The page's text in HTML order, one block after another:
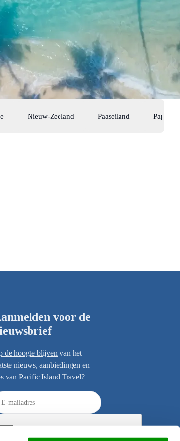
Nieuw-Zeeland Paaseiland Papoea
voor de
de hoogte blijven van het
nieuws, aanbiedingen en
van Pacific Island Travel?